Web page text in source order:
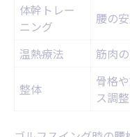
体幹トレー
ニング
腰の
温熱療法 筋肉
整体
骨格
ス調整